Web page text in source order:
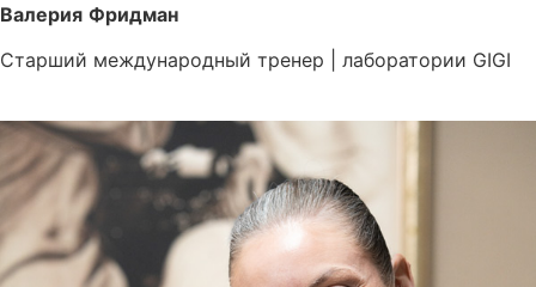
Валерия Фридман
Старший международный тренер | лаборатории GIGI